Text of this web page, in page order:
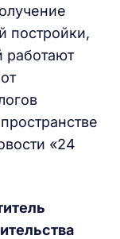
постройки,
работают
«24